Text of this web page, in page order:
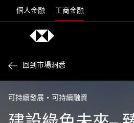
個人金融 工商金融
回到市場洞悉
可持續發展 可持續融資